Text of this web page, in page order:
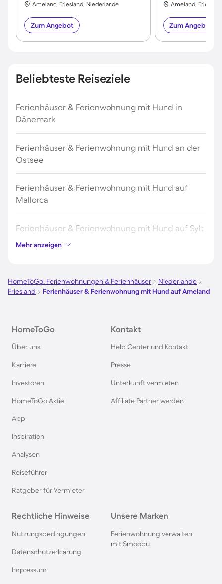
Ameland, Friesland, Niederlande
Zum Angebot
Ameland,
Zum Angebot
Beliebteste Reiseziele
Ferienhäuser & Ferienwohnung mit Hund in
Dänemark
Ferienhäuser & Ferienwohnung mit Hund an der
Ostsee
Ferienhäuser & Ferienwohnung mit Hund auf
Mallorca
Ferienhäuser & Ferienwohnung mit Hund auf Sylt
Ferienhäuser & Ferienwohnung mit Hund auf
Bodensee
Ferienhäuser & Ferienwohnung mit Hund am
Ferienhäuser & Ferienwohnung mit Hund an der
Nordsee
Ferienhäuser & Ferienwohnung mit Hund im
Allgäu
Mehr anzeigen
HomeToGo: Ferienwohnungen & Ferienhäuser
Niederlande
Friesland
Ferienhäuser & Ferienwohnung mit Hund auf Ameland
HomeToGo
Über uns
Karriere
Investoren
HomeToGo Aktie
App
Inspiration
Analysen
Reiseführer
Ratgeber für Vermieter
Kontakt
Help Center und Kontakt
Presse
Unterkunft vermieten
Affiliate Partner werden
Rechtliche Hinweise
Nutzungsbedingungen
Datenschutzerklärung
Impressum
Unsere Marken
Ferienwohnung verwalten
mit Smoobu